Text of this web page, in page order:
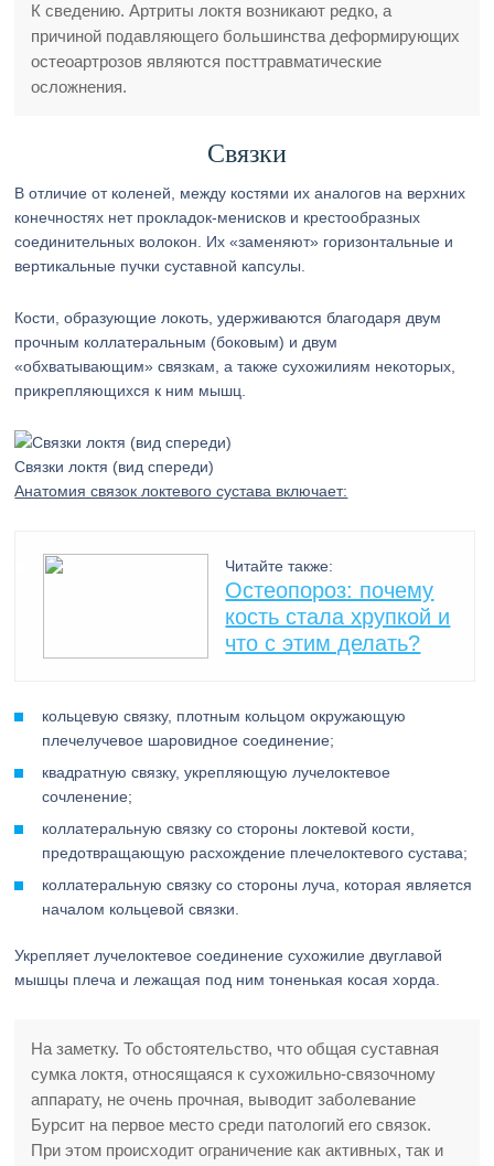
К сведению. Артриты локтя возникают редко, а
причиной подавляющего большинства деформирующих
остеоартрозов являются посттравматические
осложнения.
Связки
В отличие от коленей, между костями их аналогов на верхних
конечностях нет прокладок-менисков и крестообразных
соединительных волокон. Их «заменяют» горизонтальные и
вертикальные пучки суставной капсулы.
Кости, образующие локоть, удерживаются благодаря двум
прочным коллатеральным (боковым) и двум
«обхватывающим» связкам, а также сухожилиям некоторых,
прикрепляющихся к ним мышц.
Связки локтя (вид спереди)
Анатомия связок локтевого сустава включает:
Читайте также:
Остеопороз: почему
кость стала хрупкой и
что с этим делать?
кольцевую связку, плотным кольцом окружающую
плечелучевое шаровидное соединение;
квадратную связку, укрепляющую лучелоктевое
сочленение;
коллатеральную связку со стороны локтевой кости,
предотвращающую расхождение плечелоктевого сустава;
коллатеральную связку со стороны луча, которая является
началом кольцевой связки.
Укрепляет лучелоктевое соединение сухожилие двуглавой
мышцы плеча и лежащая под ним тоненькая косая хорда.
На заметку. То обстоятельство, что общая суставная
сумка локтя, относящаяся к сухожильно-связочному
аппарату, не очень прочная, выводит заболевание
Бурсит на первое место среди патологий его связок.
При этом происходит ограничение как активных, так и